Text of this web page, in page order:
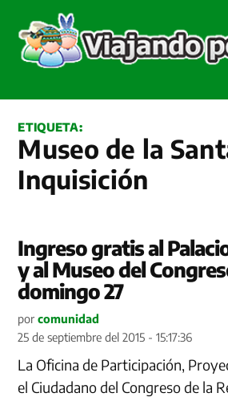
contenido
ETIQUETA:
Museo de la Santa
Inquisición
Ingreso gratis al
y al Museo del
domingo 27
por comunidad
25 de septiembre del 2015 - 15:17:36
La Oficina de Participación,
el Ciudadano del Congreso de la